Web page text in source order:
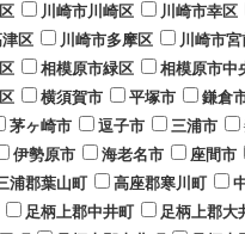
川崎市川崎区 川崎市幸区
区
川崎市多摩区
川崎市
相模原市緑区
相模原市中
横須賀市 平塚市 鎌倉
茅ヶ崎市 逗子市 三浦市
伊勢原市 海老名市 座間市
浦郡葉山町 高座郡寒川町
足柄上郡中井町
足柄上郡大